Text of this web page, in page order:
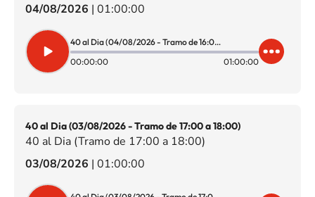
04/08/2026 | 01:00:00
40 al Dia (04/08/2026 - Tramo de 16:00 a 17:00)
00:00:00
01:00:00
40 al Dia (03/08/2026 - Tramo de 17:00 a 18:00)
40 al Dia (Tramo de 17:00 a 18:00)
03/08/2026 | 01:00:00